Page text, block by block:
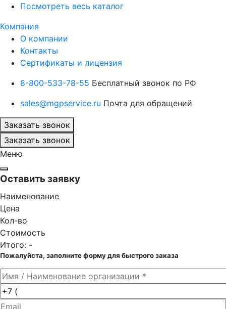
Посмотреть весь каталог
Компания
О компании
Контакты
Сертификаты и лицензия
8-800-533-78-55 Бесплатный звонок по РФ
sales@mgpservice.ru Почта для обращений
Заказать звонок
Заказать звонок
Меню
Оставить заявку
Наименование
Цена
Кол-во
Стоимость
Итого: -
Пожалуйста, заполните форму для быстрого заказа